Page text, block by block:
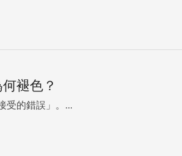
褪色？
受的錯誤」。...